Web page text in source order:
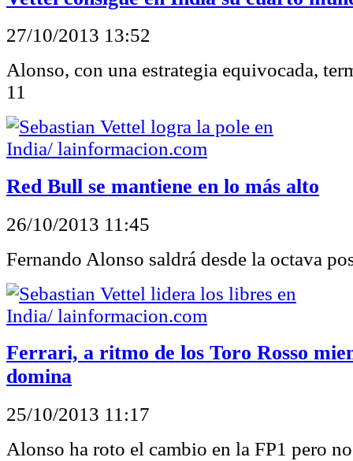
27/10/2013 13:52
Alonso, con una estrategia equivocada,
11
Red Bull se mantiene en lo más alto
26/10/2013 11:45
Fernando Alonso saldrá desde la octava
Ferrari, a ritmo de los Toro Rosso
domina
25/10/2013 11:17
Alonso ha roto el cambio en la FP1 pero